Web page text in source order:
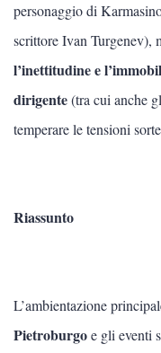
Letteratura americana
Letteratura
Epica classica
Letteratura greca
LETTERATURA
FËDOR DOSTOEVSKIJ
Lev Tolstoj
personaggio di
scrittore Ivan Turgenev),
l’inettitudine e
dirigente(tra cui anche
temperare le tensioni
Riassunto
L’ambientazione
Pietroburgoe gli eventi